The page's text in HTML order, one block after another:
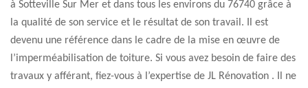
à Sotteville Sur Mer et dans tous les environs du 76740 grâce à
la qualité de son service et le résultat de son travail. Il est
devenu une référence dans le cadre de la mise en œuvre de
l’imperméabilisation de toiture. Si vous avez besoin de faire des
travaux y afférant, fiez-vous à l’expertise de JL Rénovation . Il ne